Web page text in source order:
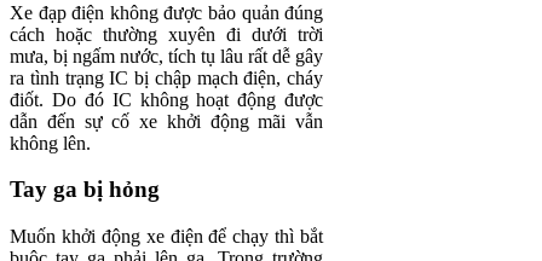
Xe đạp điện không được bảo quản đúng
cách hoặc thường xuyên đi dưới trời
mưa, bị ngấm nước, tích tụ lâu rất dễ gây
ra tình trạng IC bị chập mạch điện, cháy
điốt. Do đó IC không hoạt động được
dẫn đến sự cố xe khởi động mãi vẫn
không lên.
Tay ga bị hỏng
Muốn khởi động xe điện để chạy thì bắt